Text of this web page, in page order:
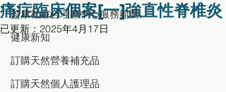
盈康社綜合理療中心服務範圍
健康新知
訂購天然營養補充品
訂購天然個人護理品
痛症臨床個案[一]強直性脊椎炎
已更新： 2025年4月17日